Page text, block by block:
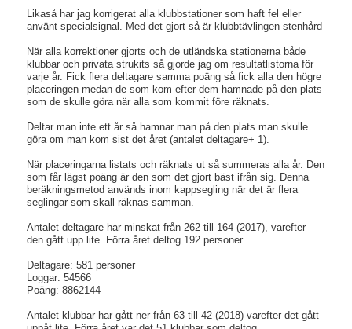
Likaså har jag korrigerat alla klubbstationer som haft fel eller
använt specialsignal. Med det gjort så är klubbtävlingen stenhård
När alla korrektioner gjorts och de utländska stationerna både
klubbar och privata strukits så gjorde jag om resultatlistorna för
varje år. Fick flera deltagare samma poäng så fick alla den högre
placeringen medan de som kom efter dem hamnade på den plats
som de skulle göra när alla som kommit före räknats.
Deltar man inte ett år så hamnar man på den plats man skulle
göra om man kom sist det året (antalet deltagare+ 1).
När placeringarna listats och räknats ut så summeras alla år. Den
som får lägst poäng är den som det gjort bäst ifrån sig. Denna
beräkningsmetod används inom kappsegling när det är flera
seglingar som skall räknas samman.
Antalet deltagare har minskat från 262 till 164 (2017), varefter
den gått upp lite. Förra året deltog 192 personer.
Deltagare: 581 personer
Loggar: 54566
Poäng: 8862144
Antalet klubbar har gått ner från 63 till 42 (2018) varefter det gått